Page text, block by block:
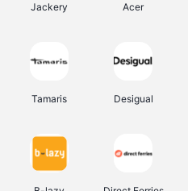
Jackery Acer
Tamaris Desigual